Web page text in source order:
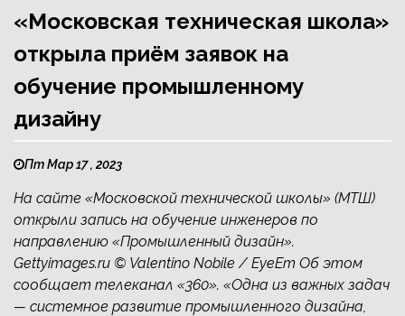
«Московская техническая школа»
открыла приём заявок на
обучение промышленному
дизайну
Пт Мар 17 , 2023
На сайте «Московской технической школы» (МТШ)
открыли запись на обучение инженеров по
направлению «Промышленный дизайн».
Gettyimages.ru © Valentino Nobile / EyeEm Об этом
сообщает телеканал «360». «Одна из важных задач
— системное развитие промышленного дизайна,